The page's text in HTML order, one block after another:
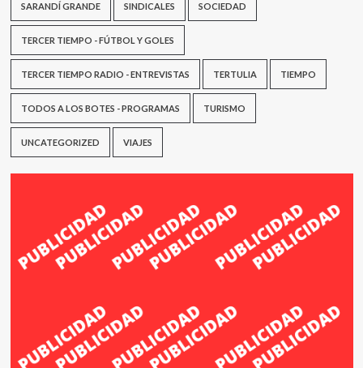
SARANDÍ GRANDE SINDICALES SOCIEDAD
TERCER TIEMPO - FÚTBOL Y GOLES
TERCER TIEMPO RADIO - ENTREVISTAS TERTULIA TIEMPO
TODOS A LOS BOTES - PROGRAMAS TURISMO
UNCATEGORIZED VIAJES